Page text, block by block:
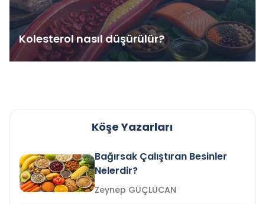
Kolesterol nasıl düşürülür?
Köşe Yazarları
Bağırsak Çalıştıran Besinler
Nelerdir?
Zeynep GÜÇLÜCAN